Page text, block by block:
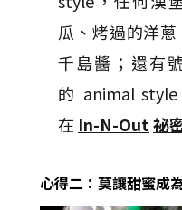
瓜、 烤過的洋
千島醬；還有
的 animal
在 In-N-Out祕
心得二：莫讓甜蜜成